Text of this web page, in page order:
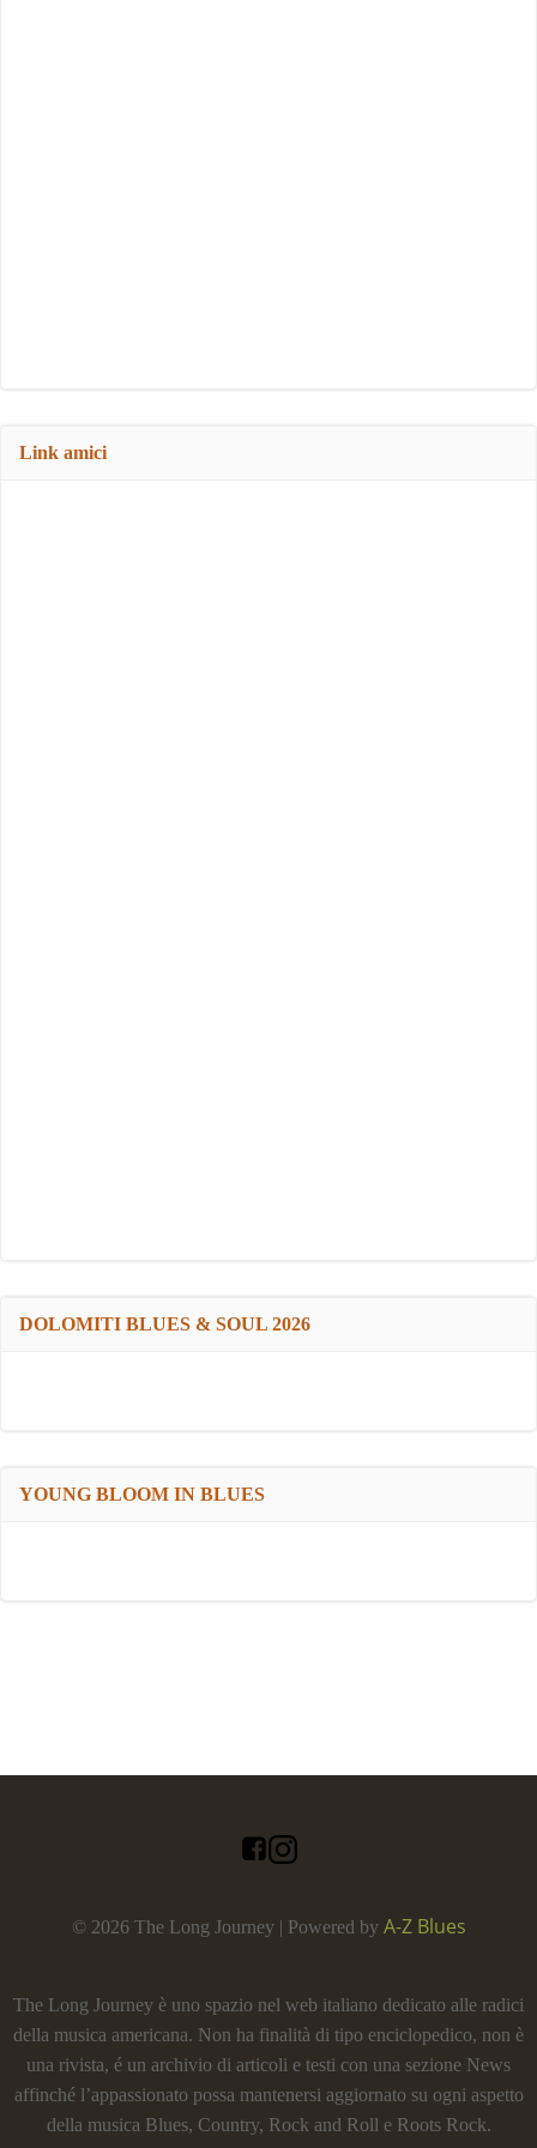
Link amici
DOLOMITI BLUES & SOUL 2026
YOUNG BLOOM IN BLUES
© 2026 The Long Journey | Powered by A-Z Blues
The Long Journey è uno spazio nel web italiano dedicato alle radici
della musica americana. Non ha finalità di tipo enciclopedico, non è
una rivista, é un archivio di articoli e testi con una sezione News
affinché l’appassionato possa mantenersi aggiornato su ogni aspetto
della musica Blues, Country, Rock and Roll e Roots Rock.